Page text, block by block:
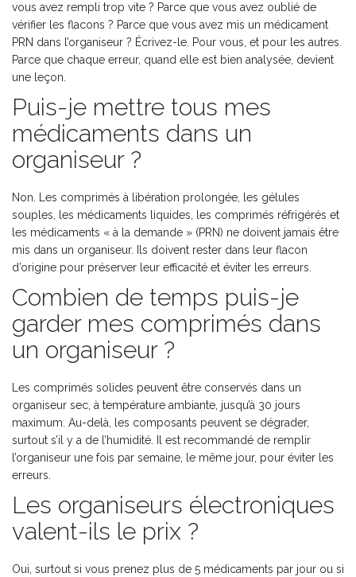
vous avez rempli trop vite ? Parce que vous avez oublié de
vérifier les flacons ? Parce que vous avez mis un médicament
PRN dans l’organiseur ? Écrivez-le. Pour vous, et pour les autres.
Parce que chaque erreur, quand elle est bien analysée, devient
une leçon.
Puis-je mettre tous mes
médicaments dans un
organiseur ?
Non. Les comprimés à libération prolongée, les gélules
souples, les médicaments liquides, les comprimés réfrigérés et
les médicaments « à la demande » (PRN) ne doivent jamais être
mis dans un organiseur. Ils doivent rester dans leur flacon
d’origine pour préserver leur efficacité et éviter les erreurs.
Combien de temps puis-je
garder mes comprimés dans
un organiseur ?
Les comprimés solides peuvent être conservés dans un
organiseur sec, à température ambiante, jusqu’à 30 jours
maximum. Au-delà, les composants peuvent se dégrader,
surtout s’il y a de l’humidité. Il est recommandé de remplir
l’organiseur une fois par semaine, le même jour, pour éviter les
erreurs.
Les organiseurs électroniques
valent-ils le prix ?
Oui, surtout si vous prenez plus de 5 médicaments par jour ou si